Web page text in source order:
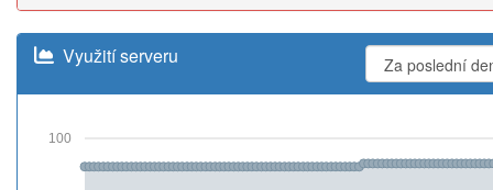
Využití serveru
100